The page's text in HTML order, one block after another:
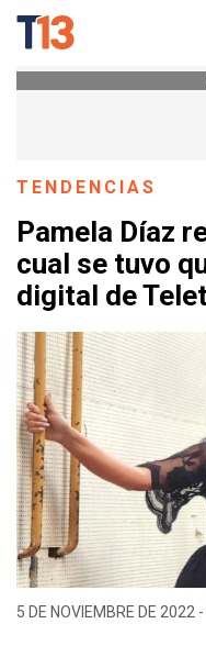
TENDENCIAS
Pamela Díaz
cual se tuvo
digital de
5 DE NOVIEMBRE DE 2022